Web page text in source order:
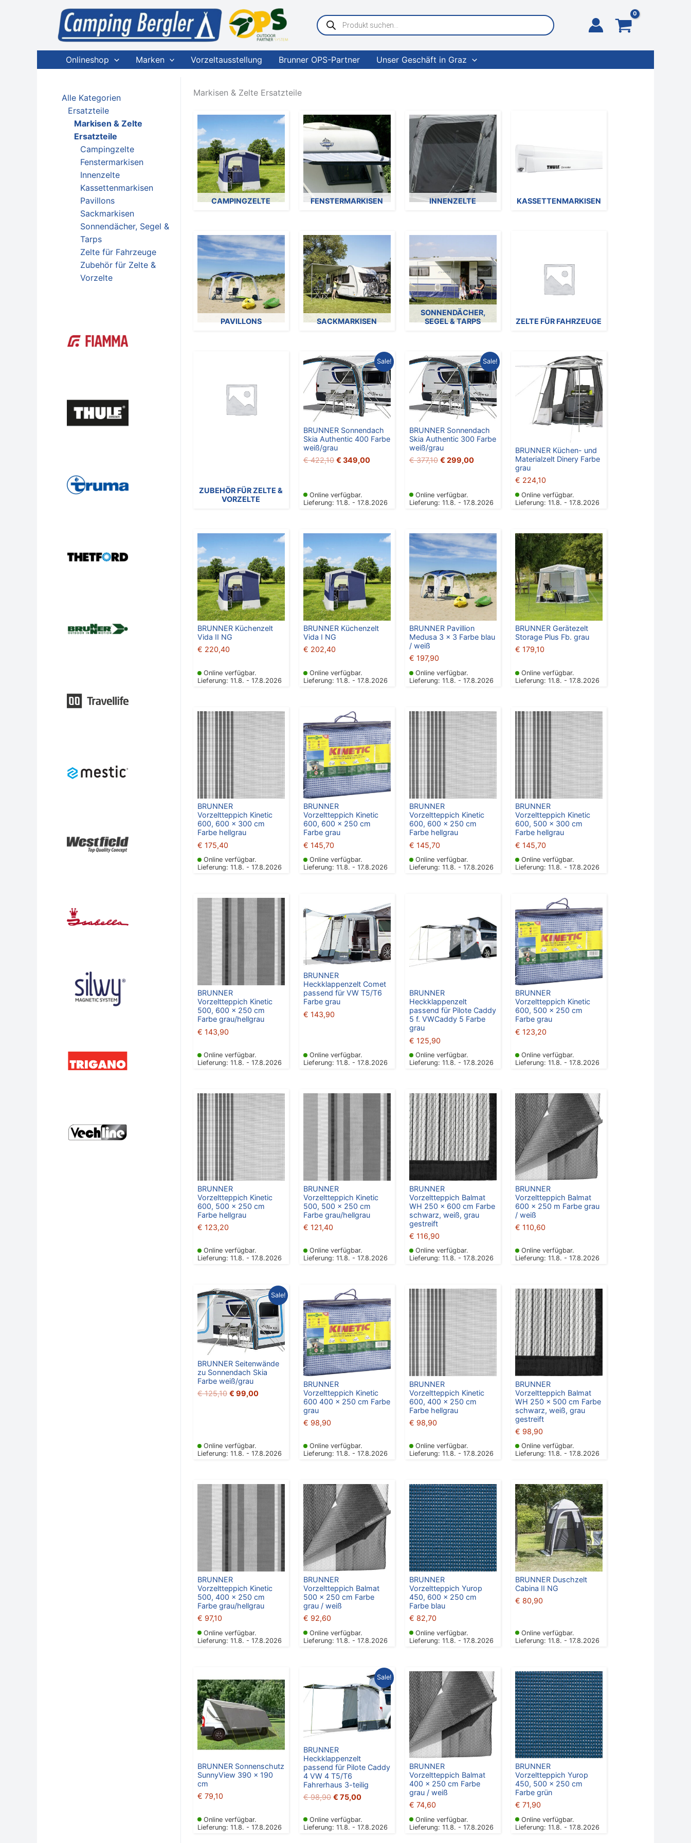
Products
search
Onlineshop Marken Vorzeltausstellung Brunner OPS-Partner Unser Geschäft in Graz
Alle Kategorien
Ersatzteile
Markisen & Zelte
Ersatzteile
Campingzelte
Fenstermarkisen
Innenzelte
Kassettenmarkisen
Pavillons
Sackmarkisen
Sonnendächer, Segel &
Tarps
Zelte für Fahrzeuge
Zubehör für Zelte &
Vorzelte
Markisen & Zelte Ersatzteile
CAMPINGZELTE FENSTERMARKISEN INNENZELTE KASSETTENMARKISEN
PAVILLONS SACKMARKISEN
SONNENDÄCHER,
SEGEL & TARPS
ZELTE FÜR FAHRZEUGE
ZUBEHÖR FÜR ZELTE &
VORZELTE
Sale!
BRUNNER Sonnendach
Skia Authentic 400 Farbe
weiß/grau
€422,10
Ursprünglicher
Preis
war:
€ 422,10
€ 349,00
Aktueller
Preis
ist:
€ 349,00.
Online verfügbar.
Lieferung: 11.8. - 17.8.2026
Sale!
BRUNNER Sonnendach
Skia Authentic 300 Farbe
weiß/grau
€377,10
Ursprünglicher
Preis
war:
€ 377,10
€ 299,00
Aktueller
Preis
ist:
€ 299,00.
Online verfügbar.
Lieferung: 11.8. - 17.8.2026
BRUNNER Küchen- und
Materialzelt Dinery Farbe
grau
€ 224,10
Online verfügbar.
Lieferung: 11.8. - 17.8.2026
BRUNNER Küchenzelt
Vida II NG
€ 220,40
Online verfügbar.
Lieferung: 11.8. - 17.8.2026
BRUNNER Küchenzelt
Vida I NG
€ 202,40
Online verfügbar.
Lieferung: 11.8. - 17.8.2026
BRUNNER Pavillion
Medusa 3 x 3 Farbe blau
/ weiß
€ 197,90
Online verfügbar.
Lieferung: 11.8. - 17.8.2026
BRUNNER Gerätezelt
Storage Plus Fb. grau
€ 179,10
Online verfügbar.
Lieferung: 11.8. - 17.8.2026
BRUNNER
Vorzeltteppich Kinetic
600, 600 x 300 cm
Farbe hellgrau
€ 175,40
Online verfügbar.
Lieferung: 11.8. - 17.8.2026
BRUNNER
Vorzeltteppich Kinetic
600, 600 x 250 cm
Farbe grau
€ 145,70
Online verfügbar.
Lieferung: 11.8. - 17.8.2026
BRUNNER
Vorzeltteppich Kinetic
600, 600 x 250 cm
Farbe hellgrau
€ 145,70
Online verfügbar.
Lieferung: 11.8. - 17.8.2026
BRUNNER
Vorzeltteppich Kinetic
600, 500 x 300 cm
Farbe hellgrau
€ 145,70
Online verfügbar.
Lieferung: 11.8. - 17.8.2026
BRUNNER
Vorzeltteppich Kinetic
500, 600 x 250 cm
Farbe grau/hellgrau
€ 143,90
Online verfügbar.
Lieferung: 11.8. - 17.8.2026
BRUNNER
Heckklappenzelt Comet
passend für VW T5/T6
Farbe grau
€ 143,90
Online verfügbar.
Lieferung: 11.8. - 17.8.2026
BRUNNER
Heckklappenzelt
passend für Pilote Caddy
5 f. VWCaddy 5 Farbe
grau
€ 125,90
Online verfügbar.
Lieferung: 11.8. - 17.8.2026
BRUNNER
Vorzeltteppich Kinetic
600, 500 x 250 cm
Farbe grau
€ 123,20
Online verfügbar.
Lieferung: 11.8. - 17.8.2026
BRUNNER
Vorzeltteppich Kinetic
600, 500 x 250 cm
Farbe hellgrau
€ 123,20
Online verfügbar.
Lieferung: 11.8. - 17.8.2026
BRUNNER
Vorzeltteppich Kinetic
500, 500 x 250 cm
Farbe grau/hellgrau
€ 121,40
Online verfügbar.
Lieferung: 11.8. - 17.8.2026
BRUNNER
Vorzeltteppich Balmat
WH 250 x 600 cm Farbe
schwarz, weiß, grau
gestreift
€ 116,90
Online verfügbar.
Lieferung: 11.8. - 17.8.2026
BRUNNER
Vorzeltteppich Balmat
600 x 250 m Farbe grau
/ weiß
€ 110,60
Online verfügbar.
Lieferung: 11.8. - 17.8.2026
Sale!
BRUNNER Seitenwände
zu Sonnendach Skia
Farbe weiß/grau
€125,10
Ursprünglicher
Preis
war:
€ 125,10
€ 99,00
Aktueller
Preis
ist:
€ 99,00.
Online verfügbar.
Lieferung: 11.8. - 17.8.2026
BRUNNER
Vorzeltteppich Kinetic
600 400 x 250 cm Farbe
grau
€ 98,90
Online verfügbar.
Lieferung: 11.8. - 17.8.2026
BRUNNER
Vorzeltteppich Kinetic
600, 400 x 250 cm
Farbe hellgrau
€ 98,90
Online verfügbar.
Lieferung: 11.8. - 17.8.2026
BRUNNER
Vorzeltteppich Balmat
WH 250 x 500 cm Farbe
schwarz, weiß, grau
gestreift
€ 98,90
Online verfügbar.
Lieferung: 11.8. - 17.8.2026
BRUNNER
Vorzeltteppich Kinetic
500, 400 x 250 cm
Farbe grau/hellgrau
€ 97,10
Online verfügbar.
Lieferung: 11.8. - 17.8.2026
BRUNNER
Vorzeltteppich Balmat
500 x 250 cm Farbe
grau / weiß
€ 92,60
Online verfügbar.
Lieferung: 11.8. - 17.8.2026
BRUNNER
Vorzeltteppich Yurop
450, 600 x 250 cm
Farbe blau
€ 82,70
Online verfügbar.
Lieferung: 11.8. - 17.8.2026
BRUNNER Duschzelt
Cabina II NG
€ 80,90
Online verfügbar.
Lieferung: 11.8. - 17.8.2026
BRUNNER Sonnenschutz
SunnyView 390 x 190
cm
€ 79,10
Online verfügbar.
Lieferung: 11.8. - 17.8.2026
Sale!
BRUNNER
Heckklappenzelt
passend für Pilote Caddy
4 VW 4 T5/T6
Fahrerhaus 3-teilig
€98,90
Ursprünglicher
war:
€ 98,90
€ 75,00
Aktueller
Preis
ist:
€ 75,00.
Online verfügbar.
Lieferung: 11.8. - 17.8.2026
BRUNNER
Vorzeltteppich Balmat
400 x 250 cm Farbe
grau / weiß
€ 74,60
Online verfügbar.
Lieferung: 11.8. - 17.8.2026
BRUNNER
Vorzeltteppich Yurop
450, 500 x 250 cm
Farbe grün
€ 71,90
Online verfügbar.
Lieferung: 11.8. - 17.8.2026